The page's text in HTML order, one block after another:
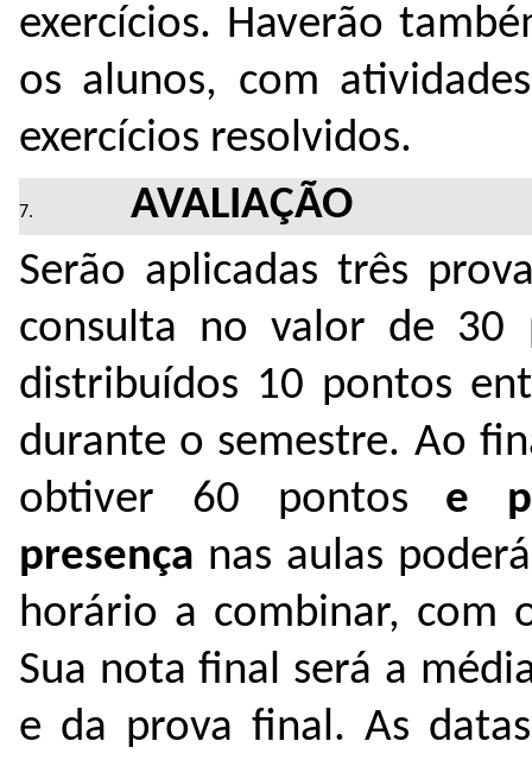
exercícios. Haverão
os alunos, com
exercícios resolvidos.
AVALIAÇÃO
Serão aplicadas três
consulta no valor de 30
distribuídos 10 pontos
durante o semestre. Ao
obtiver 60 pontos e
presença nas aulas
horário a combinar, com
Sua nota final será a
e da prova final. As